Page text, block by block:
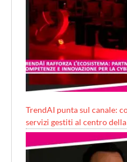
TrendAI punta sul canale:
servizi gestiti al centro